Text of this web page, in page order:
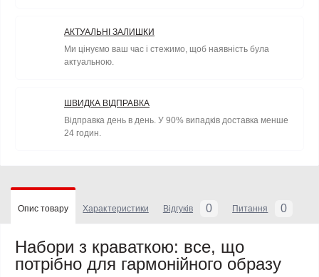
АКТУАЛЬНІ ЗАЛИШКИ
Ми цінуємо ваш час і стежимо, щоб наявність була
актуальною.
ШВИДКА ВІДПРАВКА
Відправка день в день. У 90% випадків доставка менше
24 годин.
Опис товару Характеристики Відгуків 0 Питання 0
Набори з краваткою: все, що
потрібно для гармонійного образу